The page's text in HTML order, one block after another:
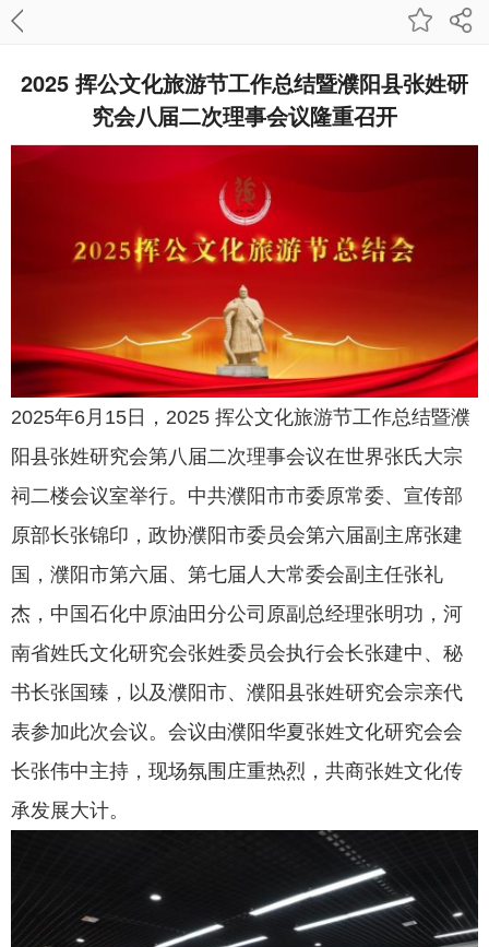
2025 挥公文化旅游节工作总结暨濮阳县张姓研
究会八届二次理事会议隆重召开
2025年6月15日，2025 挥公文化旅游节工作总结暨濮
阳县张姓研究会第八届二次理事会议在世界张氏大宗
祠二楼会议室举行。中共濮阳市市委原常委、宣传部
原部长张锦印，政协濮阳市委员会第六届副主席张建
国，濮阳市第六届、第七届人大常委会副主任张礼
杰，中国石化中原油田分公司原副总经理张明功，河
南省姓氏文化研究会张姓委员会执行会长张建中、秘
书长张国臻，以及濮阳市、濮阳县张姓研究会宗亲代
表参加此次会议。会议由濮阳华夏张姓文化研究会会
长张伟中主持，现场氛围庄重热烈，共商张姓文化传
承发展大计。